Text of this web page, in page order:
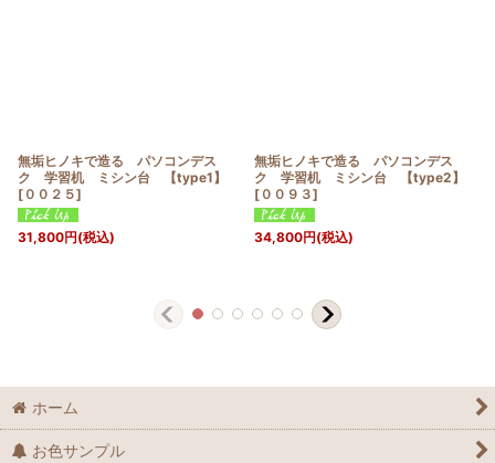
無垢ヒノキで造る パソコンデス
ク 学習机 ミシン台 【type1】
[ ００２５]
31,800円(税込)
無垢ヒノキで造る パソコンデス
ク 学習机 ミシン台 【type2】
[ ００９３]
34,800円(税込)
ホーム
お色サンプル